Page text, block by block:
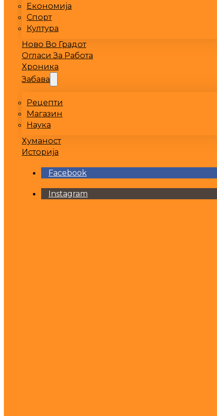
Економија
Спорт
Култура
Ново Во Градот
Огласи За Работа
Хроника
Забава
Рецепти
Магазин
Наука
Хуманост
Историја
Facebook
Instagram